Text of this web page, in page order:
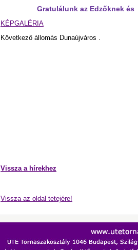
Gratulálunk az Edzőknek
KÉPGALÉRIA
Következő állomás Dunaújváros .
Vissza a hírekhez
Vissza az oldal tetejére!